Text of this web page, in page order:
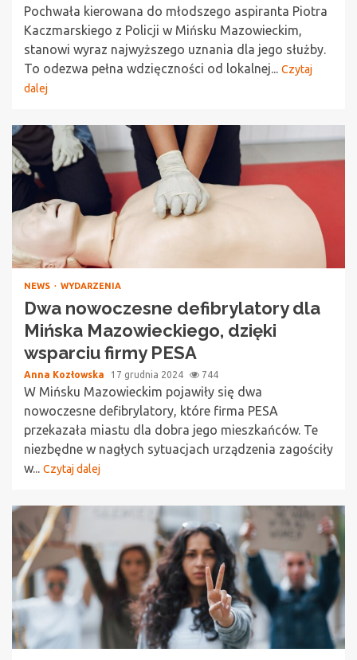
Pochwała kierowana do młodszego aspiranta Piotra
Kaczmarskiego z Policji w Mińsku Mazowieckim,
stanowi wyraz najwyższego uznania dla jego służby.
To odezwa pełna wdzięczności od lokalnej... Czytaj
dalej
NEWS WYDARZENIA
Dwa nowoczesne defibrylatory dla
Mińska Mazowieckiego, dzięki
wsparciu firmy PESA
Anna Kozłowska 17 grudnia 2024 744
W Mińsku Mazowieckim pojawiły się dwa
nowoczesne defibrylatory, które firma PESA
przekazała miastu dla dobra jego mieszkańców. Te
niezbędne w nagłych sytuacjach urządzenia zagościły
w... Czytaj dalej